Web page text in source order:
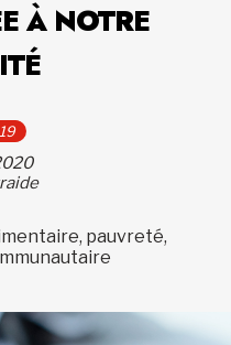
À NOTRE
pauvreté,